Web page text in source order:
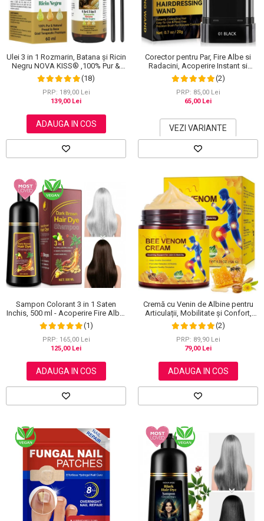
Ulei 3 in 1 Rozmarin, Batana și Ricin
Negru NOVA KISS® ,100% Pur &
Natural, Grad Terapeutic Premium,
pentru Cresterea Parului, Tratarea
Scalpului si Pielii, 60 ml
(18)
PRP: 189,00 Lei
139,00 Lei
ADAUGA IN COS
Corector pentru Par, Fire Albe si
Radacini, Acoperire Instant si
Rezistenta la Transfer, 20 g
(2)
PRP: 85,00 Lei
65,00 Lei
VEZI VARIANTE
Sampon Colorant 3 in 1 Saten
Inchis, 500 ml - Acoperire Fire Albe,
Hranire si Anti-Cadere
(1)
PRP: 165,00 Lei
125,00 Lei
ADAUGA IN COS
Cremă cu Venin de Albine pentru
Articulații, Mobilitate și Confort,
120 g
(2)
PRP: 89,90 Lei
79,00 Lei
ADAUGA IN COS